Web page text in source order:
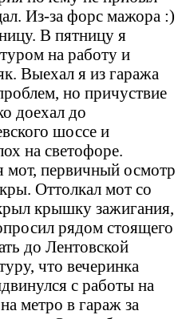
Из-за форс мажора :)
В пятницу я
на работу и
Выехал я из гаража
но причуствие
доехал до
шоссе и
на светофоре.
мот, первичный осмотр
Оттолкал мот со
крышку зажигания,
рядом стоящего
до Лентовской
что вечеринка
с работы на
метро в гараж за